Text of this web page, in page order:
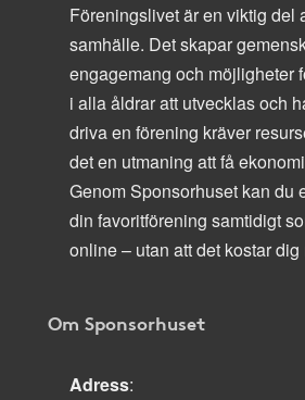
Föreningslivet är en viktig del
samhälle. Det skapar
engagemang och möjligheter
i alla åldrar att utvecklas och
driva en förening kräver
det en utmaning att få
Genom Sponsorhuset kan du
din favoritförening samtidigt
online – utan att det kostar dig
Om Sponsorhuset
Adress: